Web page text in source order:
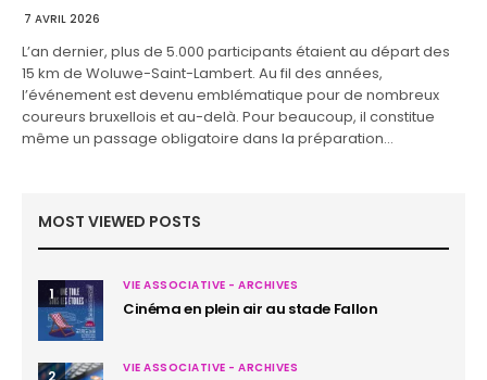
7 AVRIL 2026
L’an dernier, plus de 5.000 participants étaient au départ des
15 km de Woluwe-Saint-Lambert. Au fil des années,
l’événement est devenu emblématique pour de nombreux
coureurs bruxellois et au-delà. Pour beaucoup, il constitue
même un passage obligatoire dans la préparation…
MOST VIEWED POSTS
1 VIE ASSOCIATIVE - ARCHIVES
Cinéma en plein air au stade Fallon
VIE ASSOCIATIVE - ARCHIVES